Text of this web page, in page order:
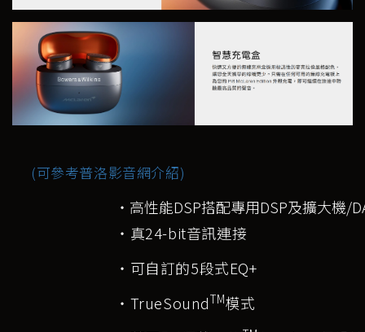
(可參考普洛影音網介紹)
‧高性能DSP搭配專用DSP及擴大機/
‧真24-bit音訊連接
‧可自訂的5段式EQ+
‧TrueSoundTM模式